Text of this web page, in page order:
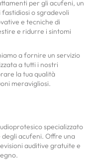
per gli acufeni, un
o sgradevoli
e tecniche di
e ridurre i sintomi
a fornire un servizio
a tutti i nostri
la tua qualità
meravigliosi.
specializzato
acufeni. Offre una
auditive gratuite e